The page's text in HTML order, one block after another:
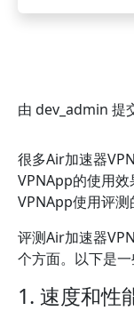
由 dev_admin 提
很多Air加速器
VPNApp的使用
VPNApp使用评测
评测Air加速器
个方面。以下是
1. 速度和性